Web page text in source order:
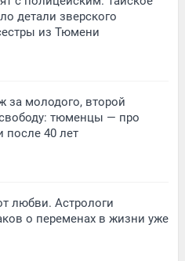
детали зверского
из Тюмени
молодого, второй
тюменцы — про
40 лет
любви. Астрологи
о переменах в жизни уже